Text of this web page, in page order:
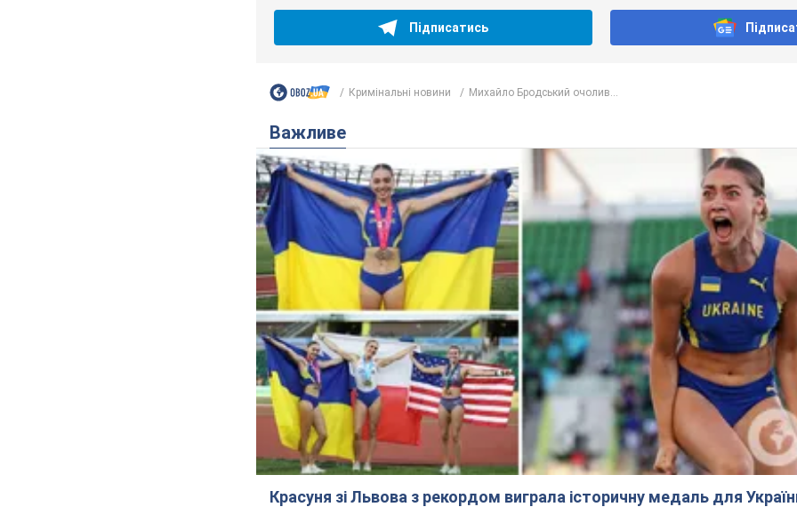
Підписатись
Кримінальні новини Михайло Бродський очолив...
Важливе
Красуня зі Львова з рекордом виграла історичну медаль для